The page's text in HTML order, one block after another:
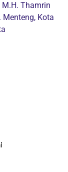
Thamrin
Menteng, Kota